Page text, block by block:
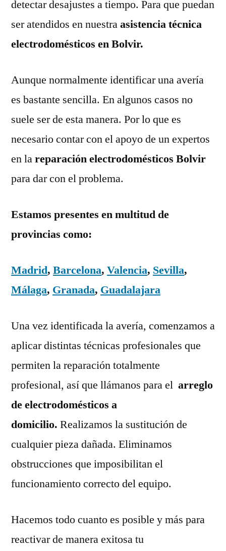
detectar desajustes a tiempo. Para que puedan
ser atendidos en nuestraasistencia técnica
electrodomésticos en Bolvir.
Aunque normalmente identificar una avería
es bastante sencilla. En algunos casos no
suele ser de esta manera. Por lo que es
necesario contar con el apoyo de un expertos
en lareparación electrodomésticos Bolvir
para dar con el problema.
Estamos presentes en multitud de
provincias como:
Madrid, Barcelona, Valencia, Sevilla,
Málaga, Granada, Guadalajara
Una vez identificada la avería, comenzamos a
aplicar distintas técnicas profesionales que
permiten la reparación totalmente
profesional, así que llámanos para el arreglo
de electrodomésticos a
domicilio. Realizamos la sustitución de
cualquier pieza dañada. Eliminamos
obstrucciones que imposibilitan el
funcionamiento correcto del equipo.
Hacemos todo cuanto es posible y más para
reactivar de manera exitosa tu